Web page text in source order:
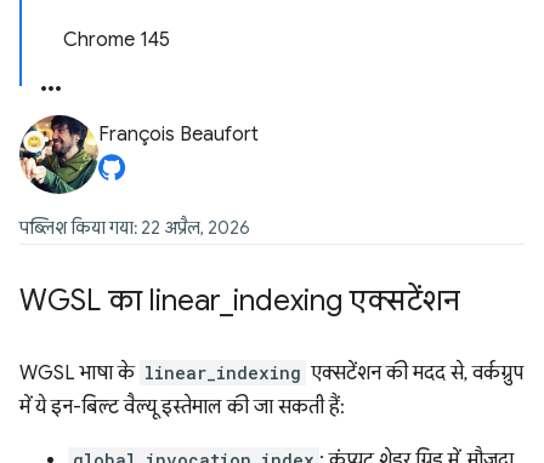
Chrome 145
François Beaufort
पब्लिश किया गया: 22 अप्रैल, 2026
WGSL का linear indexing एक्सटेंशन
WGSL भाषा के linear_indexing एक्सटेंशन की मदद से, वर्कग्रुप
में ये इन-बिल्ट वैल्यू इस्तेमाल की जा सकती हैं: